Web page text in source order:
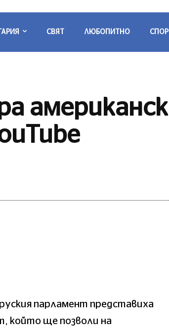
СВЯТ ЛЮБОПИТНО СПОРТ
парламент представиха
който ще позволи на